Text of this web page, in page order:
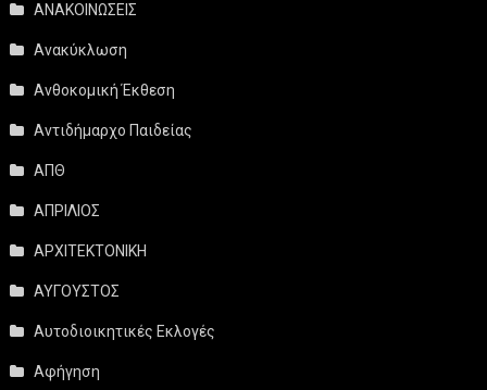
ΑΝΑΚΟΙΝΩΣΕΙΣ
Ανακύκλωση
Ανθοκομική Έκθεση
Αντιδήμαρχο Παιδείας
ΑΠΘ
ΑΠΡΙΛΙΟΣ
ΑΡΧΙΤΕΚΤΟΝΙΚΗ
ΑΥΓΟΥΣΤΟΣ
Αυτοδιοικητικές Εκλογές
Αφήγηση